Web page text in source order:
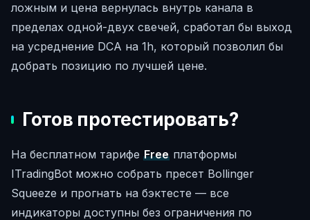
ложным и цена вернулась внутрь канала в
пределах одной-двух свечей, сработал бы выход
на усреднение DCA на 1h, который позволил бы
добрать позицию по лучшей цене.
Готов протестировать?
На бесплатном тарифе Freeплатформы
ITradingBot можно собрать пресет Bollinger
Squeeze и прогнать на бэктесте — все
индикаторы доступны без ограничения по